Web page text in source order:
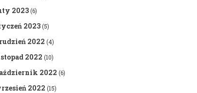
2023(6)
2023(5)
2022 (4)
2022 (10)
2022 (6)
2022 (15)